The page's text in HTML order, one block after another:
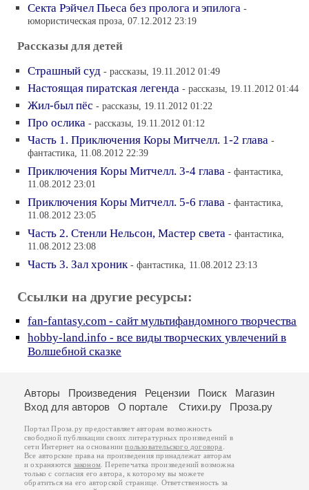
Секта Рэйчел Пьеса без пролога и эпилога -
юмористическая проза, 07.12.2012 23:19
Рассказы для детей
Страшный суд - рассказы, 19.11.2012 01:49
Настоящая пиратская легенда - рассказы, 19.11.2012 01:44
Жил-был пёс - рассказы, 19.11.2012 01:22
Про ослика - рассказы, 19.11.2012 01:12
Часть 1. Приключения Коры Митчелл. 1-2 глава -
фантастика, 11.08.2012 22:39
Приключения Коры Митчелл. 3-4 глава - фантастика,
11.08.2012 23:01
Приключения Коры Митчелл. 5-6 глава - фантастика,
11.08.2012 23:05
Часть 2. Стенли Нельсон, Мастер света - фантастика,
11.08.2012 23:08
Часть 3. Зал хроник - фантастика, 11.08.2012 23:13
Ссылки на другие ресурсы:
fan-fantasy.com - сайт мультифандомного творчества
hobby-land.info - все виды творческих увлечений в
Волшебной сказке
Авторы Произведения Рецензии Поиск
Магазин
Вход для авторов
О портале Стихи.ру Проза.ру
Портал Проза.ру предоставляет авторам возможность
свободной публикации своих литературных произведений в
сети Интернет на основаниипользовательского договора
Все авторские права на произведения принадлежат авторам
и охраняются законом . Перепечатка произведений возможна
только с согласия его автора, к которому вы можете
обратиться на его авторской странице. Ответственность за